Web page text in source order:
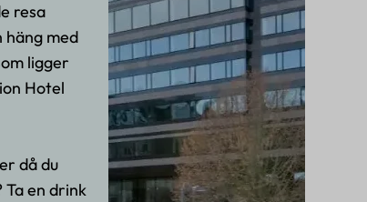
resa
häng med
ligger
Hotel
då du
Ta en drink